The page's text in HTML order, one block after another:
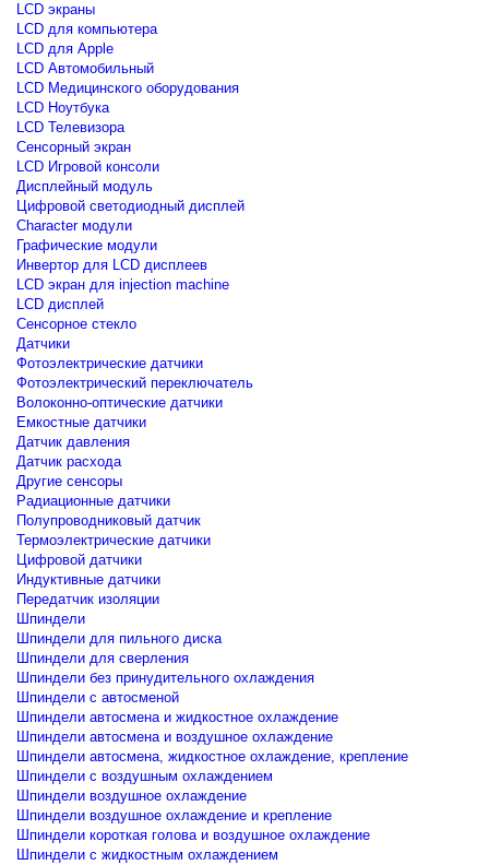
LCD экраны
LCD для компьютера
LCD для Apple
LCD Автомобильный
LCD Медицинского оборудования
LCD Ноутбука
LCD Телевизора
Сенсорный экран
LCD Игровой консоли
Дисплейный модуль
Цифровой светодиодный дисплей
Сharacter модули
Графические модули
Инвертор для LCD дисплеев
LCD экран для injection machine
LCD дисплей
Сенсорное стекло
Датчики
Фотоэлектрические датчики
Фотоэлектрический переключатель
Волоконно-оптические датчики
Емкостные датчики
Датчик давления
Датчик расхода
Другие сенсоры
Радиационные датчики
Полупроводниковый датчик
Термоэлектрические датчики
Цифровой датчики
Индуктивные датчики
Передатчик изоляции
Шпиндели
Шпиндели для пильного диска
Шпиндели для сверления
Шпиндели без принудительного охлаждения
Шпиндели с автосменой
Шпиндели автосмена и жидкостное охлаждение
Шпиндели автосмена и воздушное охлаждение
Шпиндели автосмена, жидкостное охлаждение, крепление
Шпиндели с воздушным охлаждением
Шпиндели воздушное охлаждение
Шпиндели воздушное охлаждение и крепление
Шпиндели короткая голова и воздушное охлаждение
Шпиндели с жидкостным охлаждением